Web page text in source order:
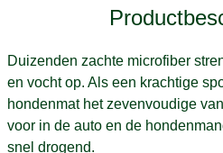
Duizenden zachte microfiber
en vocht op. Als een krachtige
hondenmat het zevenvoudige
voor in de auto en de
snel drogend.